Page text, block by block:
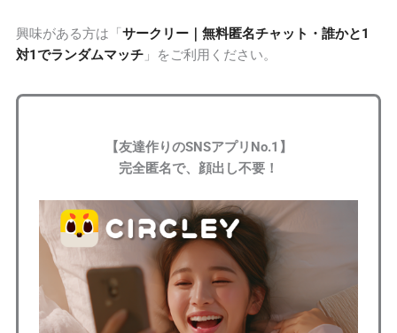
興味がある方は「サークリー｜無料匿名チャット・誰かと1
対1でランダムマッチ 」をご利用ください。
【友達作りのSNSアプリNo.1】
完全匿名で、顔出し不要！